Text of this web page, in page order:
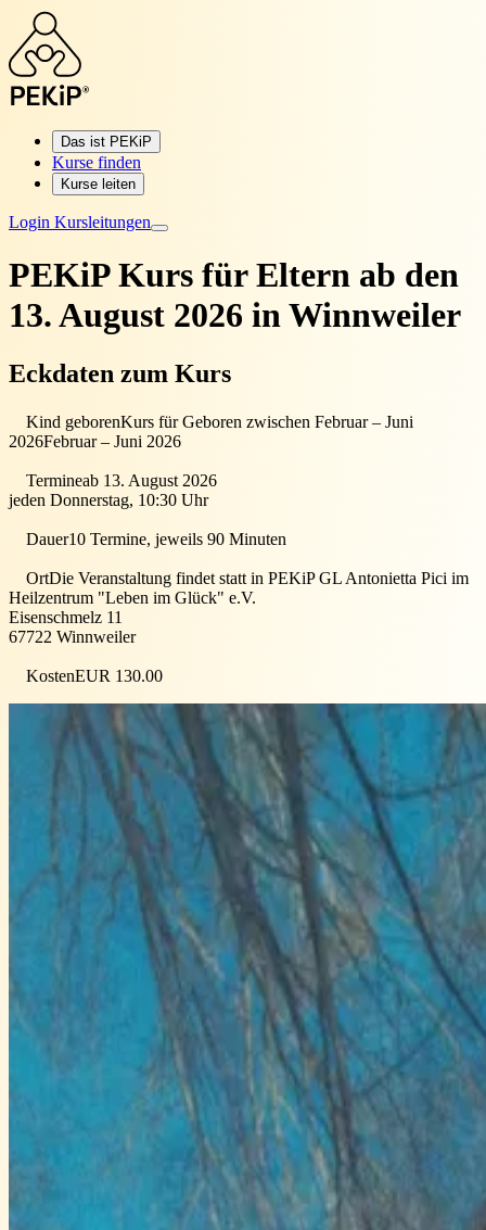
Das ist PEKiP
Kurse finden
Kurse leiten
Login Kursleitungen
PEKiP Kurs für Eltern ab den
13. August 2026 in Winnweiler
Eckdaten zum Kurs
Kind geborenKurs für Geboren zwischen Februar – Juni
2026Februar – Juni 2026
Termineab 13. August 2026
jeden Donnerstag, 10:30 Uhr
Dauer10 Termine, jeweils 90 Minuten
OrtDie Veranstaltung findet statt in PEKiP GL Antonietta Pici im
Heilzentrum "Leben im Glück" e.V.
Eisenschmelz 11
67722 Winnweiler
KostenEUR 130.00